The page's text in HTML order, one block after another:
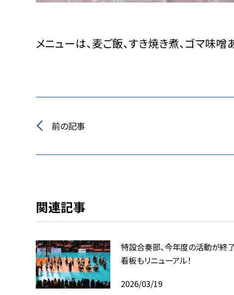
メニューは、麦ご飯、すき焼き煮、ゴマ味噌
前の記事
関連記事
特設合奏部、今年度の活動が終了
看板もリニューアル！
2026/03/19